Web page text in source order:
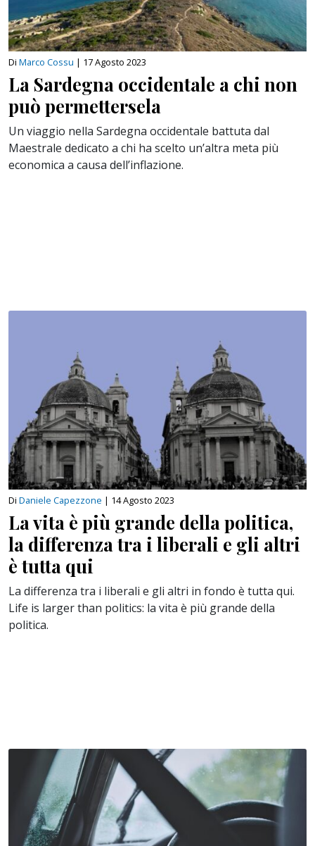
Di Marco Cossu | 17 Agosto 2023
La Sardegna occidentale a chi non
può permettersela
Un viaggio nella Sardegna occidentale battuta dal
Maestrale dedicato a chi ha scelto un’altra meta più
economica a causa dell’inflazione.
Di Daniele Capezzone | 14 Agosto 2023
La vita è più grande della politica,
la differenza tra i liberali e gli altri
è tutta qui
La differenza tra i liberali e gli altri in fondo è tutta qui.
Life is larger than politics: la vita è più grande della
politica.